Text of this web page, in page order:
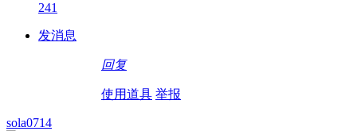
241
发消息
回复
使用道具 举报
sola0714